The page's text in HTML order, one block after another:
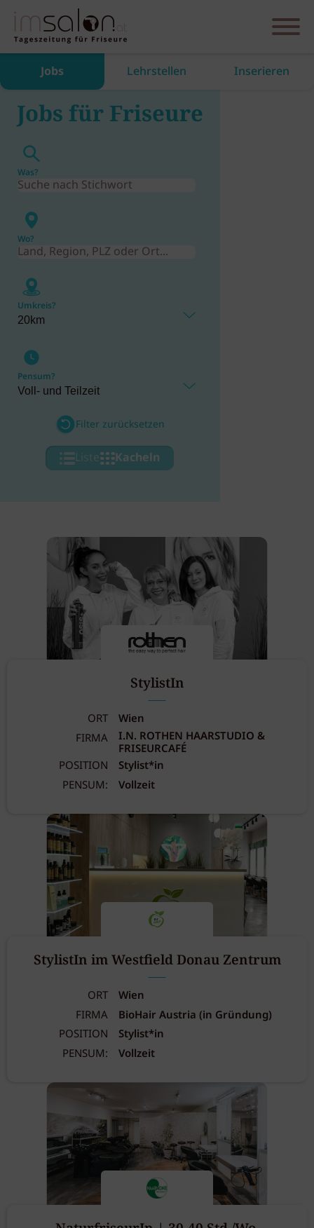
Jobs Lehrstellen Inserieren
Jobs für Friseure
Was?
Wo?
Umkreis?
Pensum?
Filter zurücksetzen
Liste Kacheln
StylistIn
ORT
Wien
FIRMA
I.N. ROTHEN HAARSTUDIO &
FRISEURCAFÉ
POSITION
Stylist*in
PENSUM:
Vollzeit
StylistIn im Westfield Donau Zentrum
ORT
Wien
FIRMA
BioHair Austria (in Gründung)
POSITION
Stylist*in
PENSUM:
Vollzeit